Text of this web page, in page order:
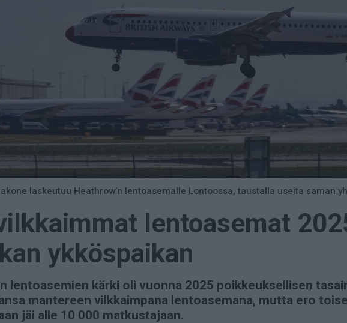
laskeutuu Heathrow’n lentoasemalle Lontoossa, taustalla useita saman
lentoasemat
ykköspaikan
lentoasemien kärki oli vuonna 2025 poikkeuksellisen
mantereen vilkkaimpana lentoasemana, mutta ero
jäi alle 10 000 matkustajaan.